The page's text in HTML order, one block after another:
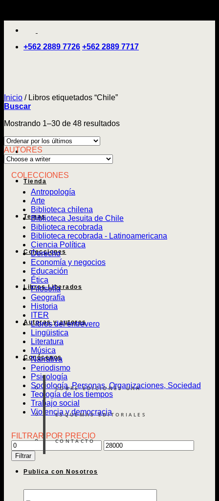
+562 2889 7726 +562 2889 7717
Tienda
Temas
Colecciones
Libros Liberados
Autoras y autores
Conócenos
SOBRE EDICIONES UAH
ESQUEMAS EDITORIALES
CONTACTO
Publica con Nosotros
Inicio /Libros etiquetados “Chile”
Buscar
Mostrando 1–30 de 48 resultadosOrdenado
AUTORES
COLECCIONES
Antropología
Arte
Biblioteca chilena
Biblioteca Jesuita de Chile
Biblioteca recobrada
Biblioteca recobrada - Latinoamericana
Ciencia Política
Derecho
Economía y negocios
Educación
Ética
Filosofía
Geografía
Historia
ITER
Libros del entrevero
Lingüistica
Literatura
Música
Narrativa
Periodismo
Psicología
Sociología, Personas, Organizaciones, Sociedad
Teología de los tiempos
Trabajo social
Violencia y democracia
FILTRAR POR PRECIO
Precio
mínimo
Precio
máximo
Filtrar